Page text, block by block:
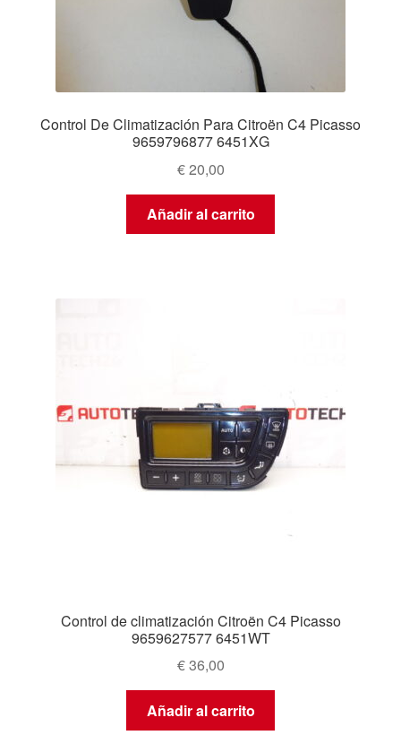
Control De Climatización Para Citroën C4 Picasso
9659796877 6451XG
€20,00
Añadir al carrito
Control de climatización Citroën C4 Picasso
9659627577 6451WT
€36,00
Añadir al carrito